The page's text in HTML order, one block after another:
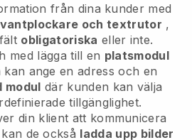
från dina kunder med
och textrutor ,
obligatoriska eller inte.
med lägga till en platsmodul
ange en adress och en
modul där kunden kan välja
tillgänglighet.
din klient att kommunicera
de också ladda upp bilder